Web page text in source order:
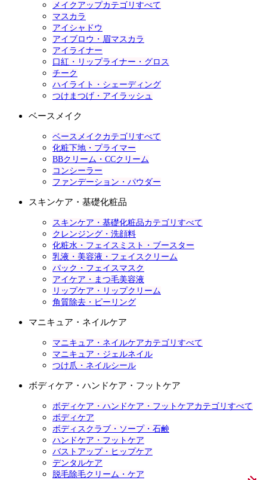
メイクアップカテゴリすべて
マスカラ
アイシャドウ
アイブロウ・眉マスカラ
アイライナー
口紅・リップライナー・グロス
チーク
ハイライト・シェーディング
つけまつげ・アイラッシュ
ベースメイク
ベースメイクカテゴリすべて
化粧下地・プライマー
BBクリーム・CCクリーム
コンシーラー
ファンデーション・パウダー
スキンケア・基礎化粧品
スキンケア・基礎化粧品カテゴリすべて
クレンジング・洗顔料
化粧水・フェイスミスト・ブースター
乳液・美容液・フェイスクリーム
パック・フェイスマスク
アイケア・まつ毛美容液
リップケア・リップクリーム
角質除去・ピーリング
マニキュア・ネイルケア
マニキュア・ネイルケアカテゴリすべて
マニキュア・ジェルネイル
つけ爪・ネイルシール
ボディケア・ハンドケア・フットケア
ボディケア・ハンドケア・フットケアカテゴリすべて
ボディケア
ボディスクラブ・ソープ・石鹸
ハンドケア・フットケア
バストアップ・ヒップケア
デンタルケア
脱毛除毛クリーム・ケア